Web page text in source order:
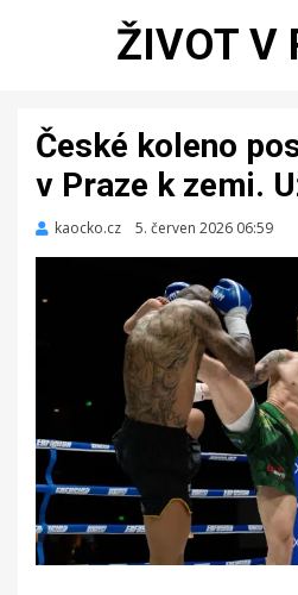
ŽIVOT V
České koleno
v Praze k zemi.
kaocko.cz
Zveřejněno
5. červen 2026 06:59